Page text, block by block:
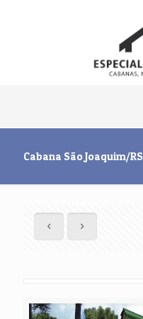
Cabana São Joaquim/RS